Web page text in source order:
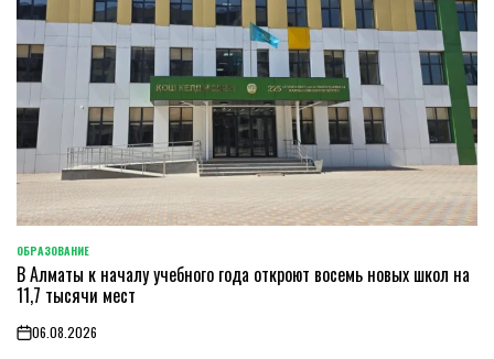
POSTED
IN
ОБРАЗОВАНИЕ
В Алматы к началу учебного года откроют восемь новых школ на
11,7 тысячи мест
on06.08.2026